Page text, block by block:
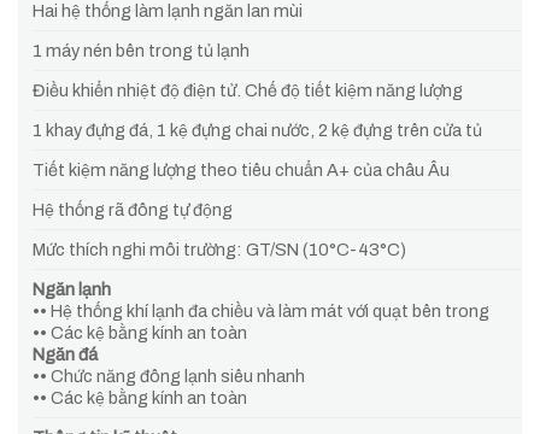
Hai hệ thống làm lạnh ngăn lan mùi
1 máy nén bên trong tủ lạnh
Điều khiển nhiệt độ điện tử. Chế độ tiết kiệm năng lượng
1 khay đựng đá, 1 kệ đựng chai nước, 2 kệ đựng trên cửa tủ
Tiết kiệm năng lượng theo tiêu chuẩn A+ của châu Âu
Hệ thống rã đông tự động
Mức thích nghi môi trường: GT/SN (10°C-43°C)
Ngăn lạnh
•• Hệ thống khí lạnh đa chiều và làm mát với quạt bên trong
•• Các kệ bằng kính an toàn
Ngăn đá
•• Chức năng đông lạnh siêu nhanh
•• Các kệ bằng kính an toàn